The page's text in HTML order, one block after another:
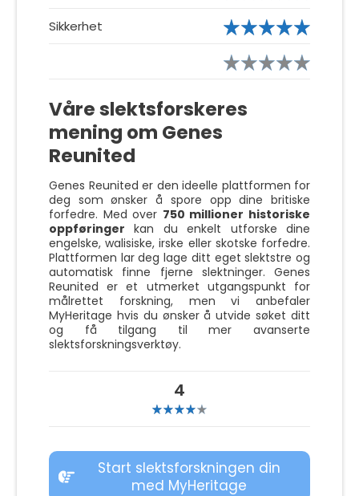
Sikkerhet
Våre slektsforskeres
mening om Genes
Reunited
Genes Reunited er den ideelle plattformen for
deg som ønsker å spore opp dine britiske
forfedre. Med over 750 millioner historiske
oppføringer kan du enkelt utforske dine
engelske, walisiske, irske eller skotske forfedre.
Plattformen lar deg lage ditt eget slektstre og
automatisk finne fjerne slektninger. Genes
Reunited er et utmerket utgangspunkt for
målrettet forskning, men vi anbefaler
MyHeritage hvis du ønsker å utvide søket ditt
og få tilgang til mer avanserte
slektsforskningsverktøy.
4
Start slektsforskningen din
med MyHeritage